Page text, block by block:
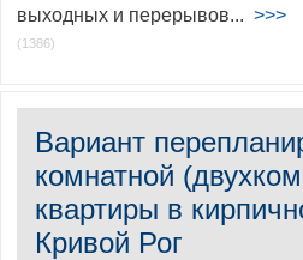
выходных и перерывов... >>>
(1386)
Вариант
комнатной
квартиры в
Кривой Рог